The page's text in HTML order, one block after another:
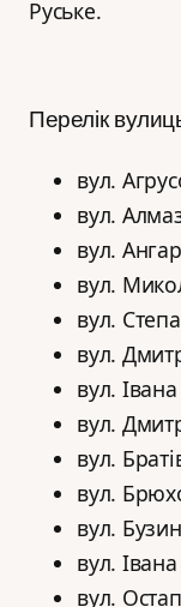
Руське.
Перелік
вул.
вул.
вул.
вул.
вул.
вул.
вул.
вул.
вул.
вул.
вул.
вул.
вул.